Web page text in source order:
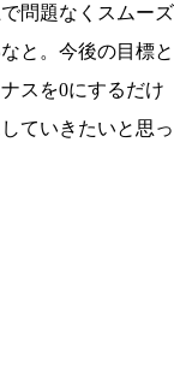
問題なくスムーズ
と。今後の目標と
スを0にするだけ
ていきたいと思っ